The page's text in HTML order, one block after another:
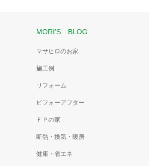
MORI’S BLOG
マサヒロのお家
施工例
リフォーム
ビフォーアフター
ＦＰの家
断熱・換気・暖房
健康・省エネ